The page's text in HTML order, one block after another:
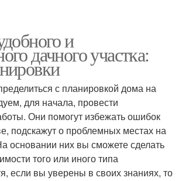
и
дачного участка:
с планировкой дома на
для начала, провести
Они помогут избежать ошибок
подскажут о проблемных местах на
основании них вы сможете сделать
того или иного типа
если вы уверены в своих знаниях, то